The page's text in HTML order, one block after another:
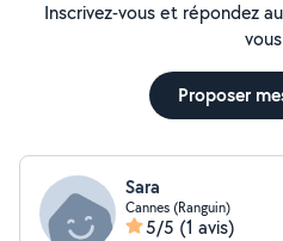
Inscrivez-vous et répondez
Proposer
Sara
Cannes (Ranguin)
5/5 (1 avis)